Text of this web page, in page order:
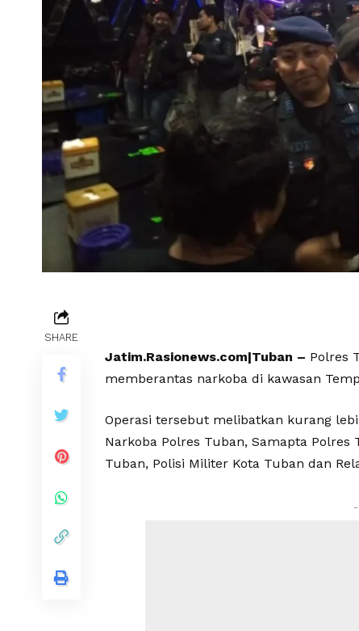
SHARE
Jatim.Rasionews.com|Tuban – Polres
memberantas narkoba di kawasan
Operasi tersebut melibatkan kurang
Narkoba Polres Tuban, Samapta Polres
Tuban, Polisi Militer Kota Tuban dan